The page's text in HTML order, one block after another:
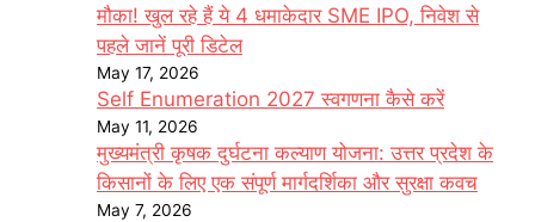
मौका! खुल रहे हैं ये 4 धमाकेदार SME IPO, निवेश से
पहले जानें पूरी डिटेल
May 17, 2026
Self Enumeration 2027 स्वगणना कैसे करें
May 11, 2026
मुख्यमंत्री कृषक दुर्घटना कल्याण योजना: उत्तर प्रदेश के
किसानों के लिए एक संपूर्ण मार्गदर्शिका और सुरक्षा कवच
May 7, 2026